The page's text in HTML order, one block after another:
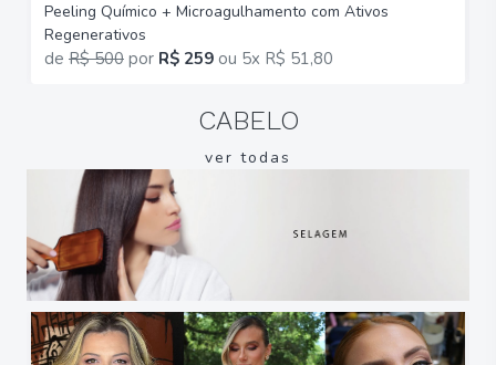
Peeling Químico + Microagulhamento com Ativos
Regenerativos
de R$ 500 por R$ 259 ou 5x R$ 51,80
CABELO
ver todas